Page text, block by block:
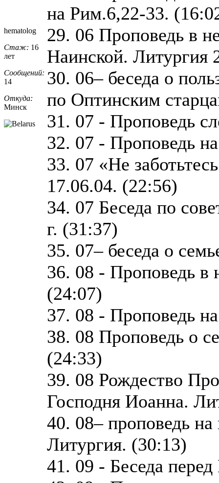
hematolog
Стаж: 16
лет
Сообщений:
14
Откуда:
Минск
на Рим.6,22-33.
29. 06 Проповедь в
Наинской. Литургия
30. 06– беседа о
по Оптинским
31. 07 - Проповедь
32. 07 - Проповедь
33. 07 «Не
17.06.04. (22:56)
34. 07 Беседа по
г. (31:37)
35. 07– беседа о
36. 08 - Проповедь в
(24:07)
37. 08 - Проповедь
38. 08 Проповедь о
(24:33)
39. 08 Рождество
Господня Иоанна.
40. 08– проповедь на
Литургия. (30:13)
41. 09 - Беседа